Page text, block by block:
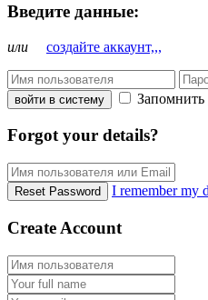
Введите данные:
или создайте аккаунт,,,
войти в систему Запомнить
Forgot your details?
Reset Password I remember my
Create Account